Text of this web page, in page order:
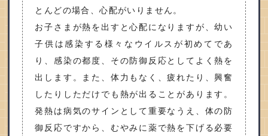
とんどの場合、心配がいりません。
お子さまが熱を出すと心配になりますが、幼い
子供は感染する様々なウイルスが初めてであ
り、感染の都度、その防御反応としてよく熱を
出します。また、体力もなく、疲れたり、興奮
したりしただけでも熱が出ることがあります。
発熱は病気のサインとして重要なうえ、体の防
御反応ですから、むやみに薬で熱を下げる必要